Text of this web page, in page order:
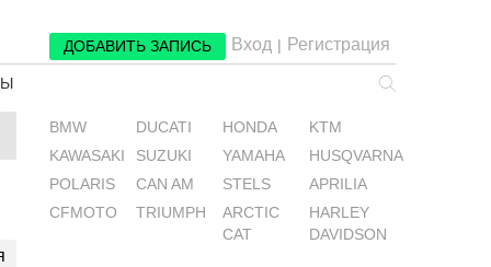
ДОБАВИТЬ ЗАПИСЬ Вход | Регистрация
BMW DUCATI HONDA
KTM
KAWASAKI
SUZUKI YAMAHA
HUSQVARNA
POLARIS
CAN AM STELS
APRILIA
CFMOTO
TRIUMPH
ARCTIC
CAT
HARLEY
DAVIDSON